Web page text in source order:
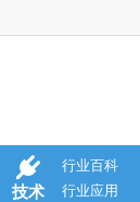
技术
行业百科
行业应用